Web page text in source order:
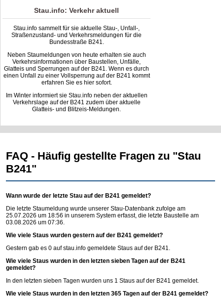
Stau.info: Verkehr aktuell
Stau.info sammelt für sie aktuelle Stau-, Unfall-,
Straßenzustand- und Verkehrsmeldungen für die
Bundesstraße B241.
Neben Staumeldungen von heute erhalten sie auch
Verkehrsinformationen über Baustellen, Unfälle,
Glatteis und Sperrungen auf der B241. Wenn es durch
einen Unfall zu einer Vollsperrung auf der B241 kommt
erfahren Sie es hier sofort.
Im Winter informiert sie Stau.info neben der aktuellen
Verkehrslage auf der B241 zudem über aktuelle
Glatteis- und Blitzeis-Meldungen.
FAQ - Häufig gestellte Fragen zu "Stau
B241"
Wann wurde der letzte Stau auf der B241 gemeldet?
Die letzte Staumeldung wurde unserer Stau-Datenbank zufolge am
25.07.2026 um 18:56 in unserem System erfasst, die letzte Baustelle am
03.08.2026 um 07:36.
Wie viele Staus wurden gestern auf der B241 gemeldet?
Gestern gab es 0 aufstau.info gemeldete Staus auf der B241.
Wie viele Staus wurden in den letzten sieben Tagen auf der B241
gemeldet?
In den letzten sieben Tagen wurden uns 1 Staus auf der B241 gemeldet.
Wie viele Staus wurden in den letzten 365 Tagen auf der B241 gemeldet?